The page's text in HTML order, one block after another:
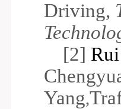
Driving,
[2] Rui
Yang,